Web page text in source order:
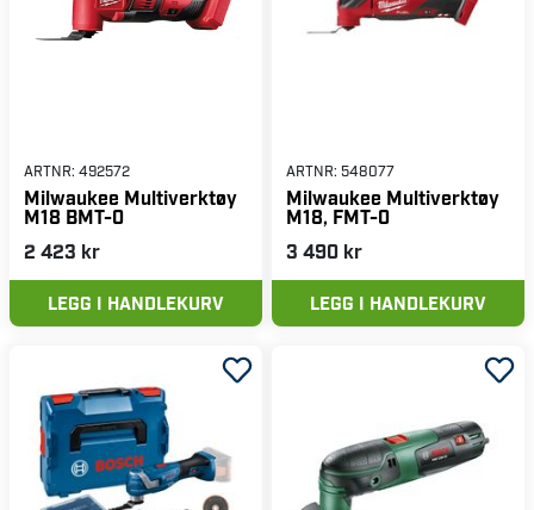
multiverktøybatteri kan også kombineres med ulike
oppladbare batterier for lengre driftstid.
ARTNR: 492572
Milwaukee Multiverktøy
M18 BMT-0
2 423 kr
LEGG I HANDLEKURV
ARTNR: 548077
Milwaukee Multiverktøy
M18, FMT-0
3 490 kr
LEGG I HANDLEKURV